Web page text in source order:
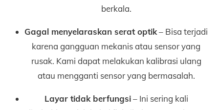
berkala.
Gagal menyelaraskan serat optik– Bisa terjadi
karena gangguan mekanis atau sensor yang
rusak. Kami dapat melakukan kalibrasi ulang
atau mengganti sensor yang bermasalah.
Layar tidak berfungsi– Ini sering kali